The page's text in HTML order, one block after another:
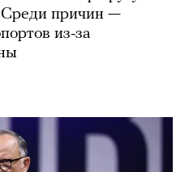
причин —
из-за